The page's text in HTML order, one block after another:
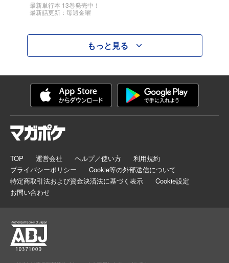
最新単行本 13巻発売中！
最新話更新：毎週金曜
もっと見る
TOP 運営会社 ヘルプ／使い方
利用規約
プライバシーポリシー
Cookie等の外部送信について
特定商取引法および資金決済法に基づく表示
Cookie設定
お問い合わせ